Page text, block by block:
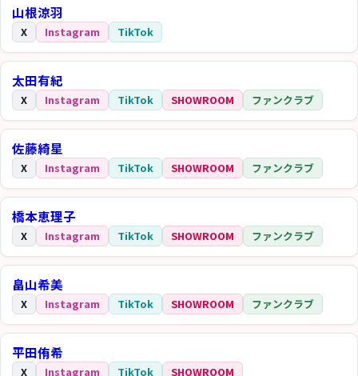
山根涼羽
X Instagram TikTok
太田有紀
X Instagram TikTok SHOWROOM ファンクラブ
佐藤綺星
X Instagram TikTok SHOWROOM ファンクラブ
橋本恵理子
X Instagram TikTok SHOWROOM ファンクラブ
畠山希美
X Instagram TikTok SHOWROOM ファンクラブ
平田侑希
X Instagram TikTok SHOWROOM